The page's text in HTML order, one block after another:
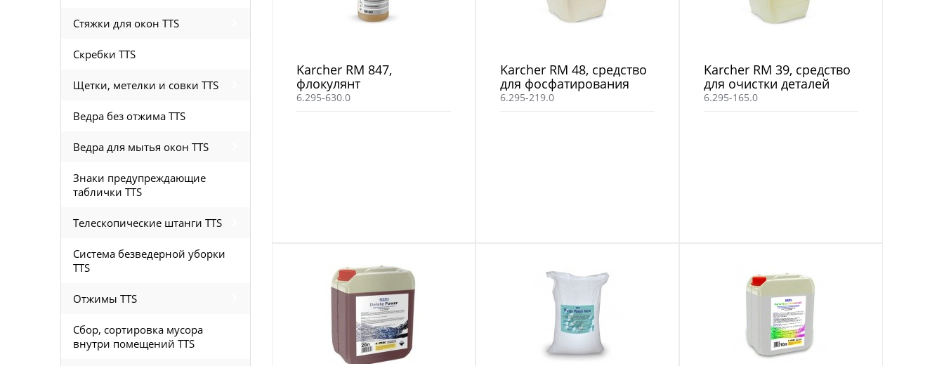
Стяжки для окон TTS
Скребки TTS
Щетки, метелки и совки TTS
Ведра без отжима TTS
Ведра для мытья окон TTS
Знаки предупреждающие
таблички TTS
Телескопические штанги TTS
Система безведерной уборки
TTS
Отжимы TTS
Сбор, сортировка мусора
внутри помещений TTS
Karcher RM 847,
флокулянт
6.295-630.0
Karcher RM 48, средство
для фосфатирования
6.295-219.0
Karcher RM 39, средство
для очистки деталей
6.295-165.0